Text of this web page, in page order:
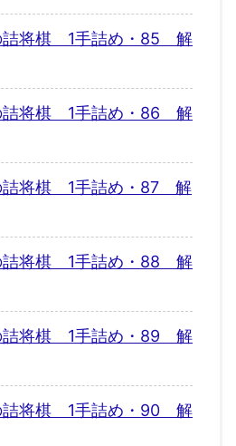
詰将棋 1手詰め・85 解
詰将棋 1手詰め・86 解
詰将棋 1手詰め・87 解
詰将棋 1手詰め・88 解
詰将棋 1手詰め・89 解
詰将棋 1手詰め・90 解